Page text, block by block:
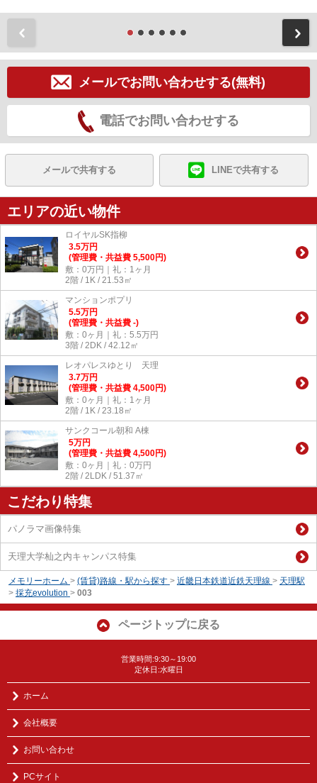
メールでお問い合わせする(無料)
電話でお問い合わせする
メールで共有する LINEで共有する
エリアの近い物件
ロイヤルSK指柳
3.5万円
(管理費・共益費 5,500円)
敷：0万円｜礼：1ヶ月
2階 / 1K / 21.53㎡
マンションポプリ
5.5万円
(管理費・共益費 -)
敷：0ヶ月｜礼：5.5万円
3階 / 2DK / 42.12㎡
レオパレスゆとり 天理
3.7万円
(管理費・共益費 4,500円)
敷：0ヶ月｜礼：1ヶ月
2階 / 1K / 23.18㎡
サンクコール朝和 A棟
5万円
(管理費・共益費 4,500円)
敷：0ヶ月｜礼：0万円
2階 / 2LDK / 51.37㎡
こだわり特集
パノラマ画像特集
天理大学杣之内キャンパス特集
メモリーホーム > (賃貸)路線・駅から探す > 近畿日本鉄道近鉄天理線 > 天理駅
> 採充evolution > 003
ページトップに戻る
営業時間:9:30～19:00
定休日:水曜日
ホーム
会社概要
お問い合わせ
PCサイト